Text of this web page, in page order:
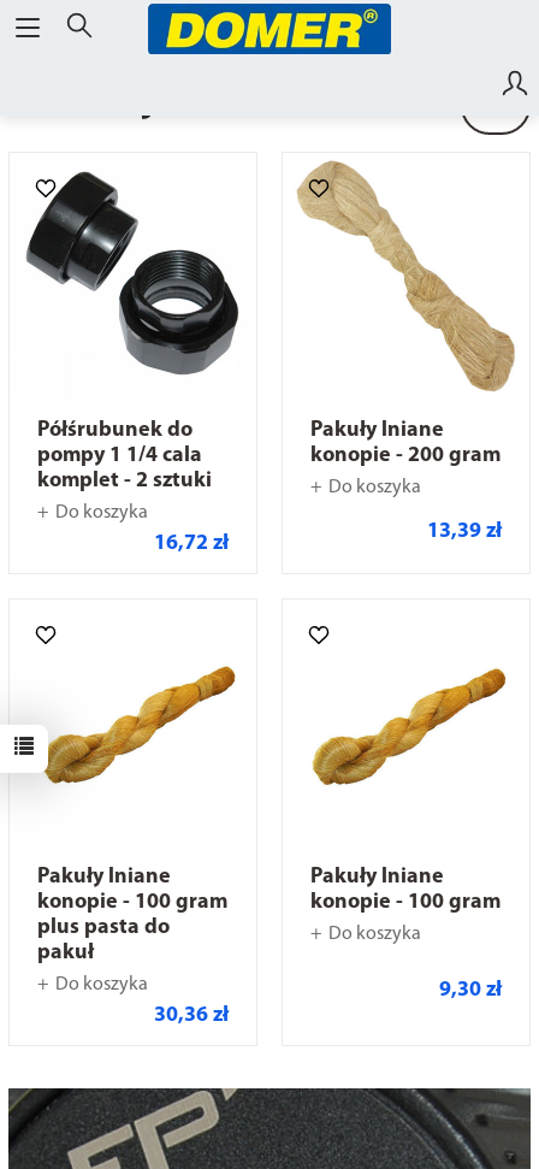
Półśrubunek do
pompy 1 1/4 cala
komplet - 2 sztuki
Do koszyka
16,72 zł
Pakuły lniane
konopie - 200 gram
Do koszyka
13,39 zł
Pakuły lniane
konopie - 100 gram
plus pasta do
pakuł
Do koszyka
30,36 zł
Pakuły lniane
konopie - 100 gram
Do koszyka
9,30 zł